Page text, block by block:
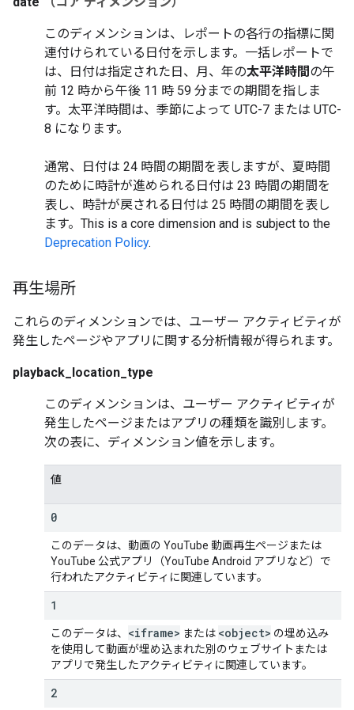
このディメンションは、レポートの各行の指標に関
連付けられている日付を示します。一括レポートで
は、日付は指定された日、月、年の太平洋時間の午
前 12 時から午後 11 時 59 分までの期間を指しま
す。太平洋時間は、季節によって UTC-7 または UTC-
8 になります。
通常、日付は 24 時間の期間を表しますが、夏時間
のために時計が進められる日付は 23 時間の期間を
表し、時計が戻される日付は 25 時間の期間を表し
ます。 This is a core dimension and is subject to the
Deprecation Policy.
再生場所
これらのディメンションでは、ユーザー アクティビティが
発生したページやアプリに関する分析情報が得られます。
playback_location_type
このディメンションは、ユーザー アクティビティが
発生したページまたはアプリの種類を識別します。
次の表に、ディメンション値を示します。
値
0
このデータは、動画の YouTube 動画再生ページまたは
YouTube 公式アプリ（YouTube Android アプリなど）で
行われたアクティビティに関連しています。
1
このデータは、 <iframe> または <object> の埋め込み
を使用して動画が埋め込まれた別のウェブサイトまたは
アプリで発生したアクティビティに関連しています。
2